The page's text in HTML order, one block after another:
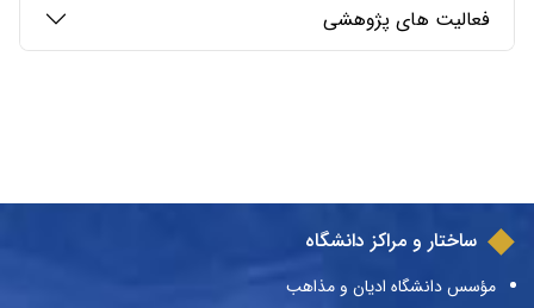
فعالیت های پژوهشی
ساختار و مراکز دانشگاه
مؤسس دانشگاه ادیان و مذاهب